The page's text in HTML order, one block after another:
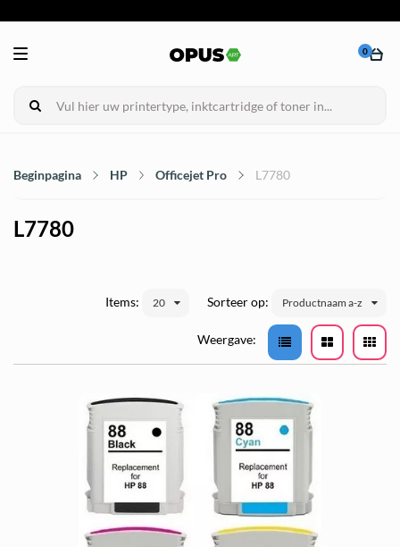
0
Beginpagina HP Officejet Pro L7780
L7780
Sorteer op: Productnaam a-z
Items: 20
Weergave: